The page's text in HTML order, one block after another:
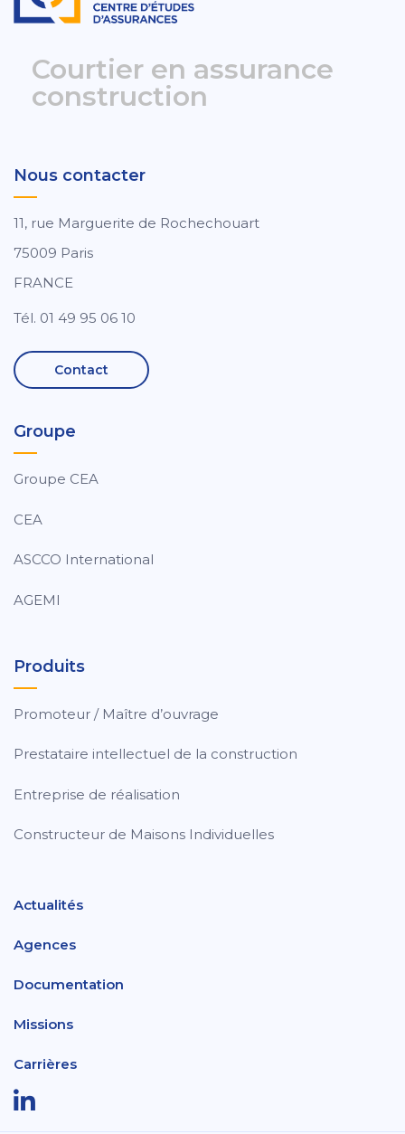
Courtier en assurance
construction
Nous contacter
11, rue Marguerite de Rochechouart
75009 Paris
FRANCE
Tél. 01 49 95 06 10
Contact
Groupe
Groupe CEA
CEA
ASCCO International
AGEMI
Produits
Promoteur / Maître d’ouvrage
Prestataire intellectuel de la construction
Entreprise de réalisation
Constructeur de Maisons Individuelles
Actualités
Agences
Documentation
Missions
Carrières